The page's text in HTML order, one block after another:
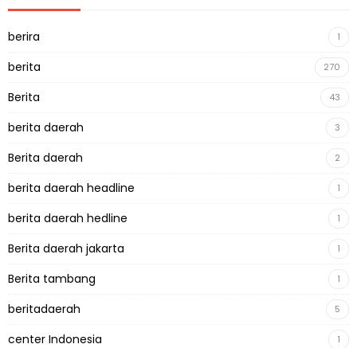
berira 1
berita 270
Berita 43
berita daerah 3
Berita daerah 2
berita daerah headline 1
berita daerah hedline 1
Berita daerah jakarta 1
Berita tambang 1
beritadaerah 5
center Indonesia 1